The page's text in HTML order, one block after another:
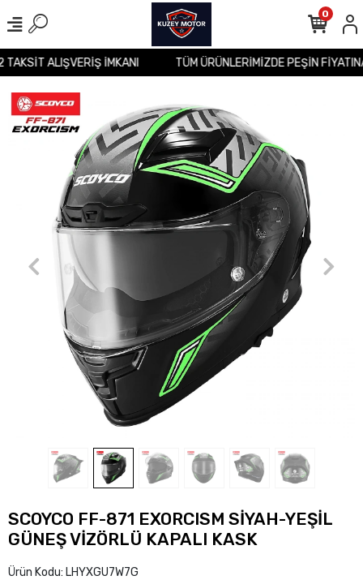
TAKSİT ALIŞVERİŞ İMKANI TÜM ÜRÜNLERİMİZDE PEŞİN
0
SCOYCO FF-871 EXORCISM SİYAH-YEŞİL
GÜNEŞ VİZÖRLÜ KAPALI KASK
Ürün Kodu: LHYXGU7W7G